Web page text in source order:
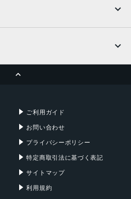
ご利用ガイド
お問い合わせ
プライバシーポリシー
特定商取引法に基づく表記
サイトマップ
利用規約